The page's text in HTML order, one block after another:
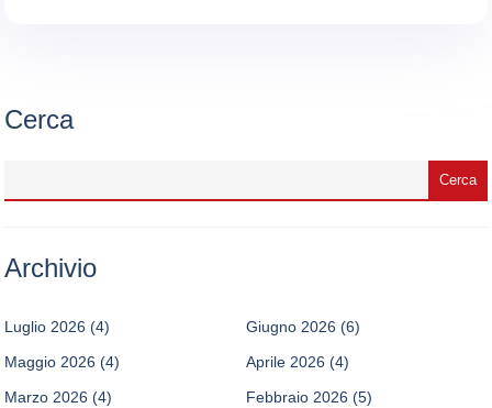
Cerca
Archivio
Luglio 2026 (4) Giugno 2026 (6)
Maggio 2026 (4) Aprile 2026 (4)
Marzo 2026 (4) Febbraio 2026 (5)